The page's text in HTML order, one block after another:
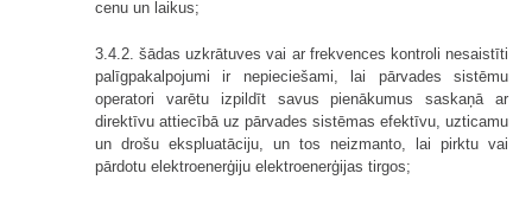
cenu un laikus;
3.4.2. šādas uzkrātuves vai ar frekvences kontroli nesaistīti
palīgpakalpojumi ir nepieciešami, lai pārvades sistēmu
operatori varētu izpildīt savus pienākumus saskaņā ar
direktīvu attiecībā uz pārvades sistēmas efektīvu, uzticamu
un drošu ekspluatāciju, un tos neizmanto, lai pirktu vai
pārdotu elektroenerģiju elektroenerģijas tirgos;